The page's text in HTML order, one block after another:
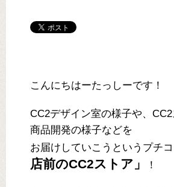
こんにちはーたっしーです！
CC2デザイン室の様子や、
商品開発の様子などを
お届けしていこうというプチ
店前のCC2ストア」
！